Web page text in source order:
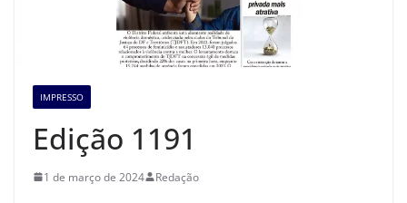
IMPRESSO
Edição 1191
1 de março de 2024 Redação